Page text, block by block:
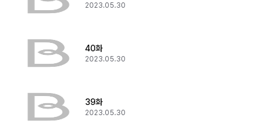
2023.05.30
40화
2023.05.30
39화
2023.05.30